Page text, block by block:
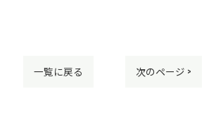
一覧に戻る 次のページ >